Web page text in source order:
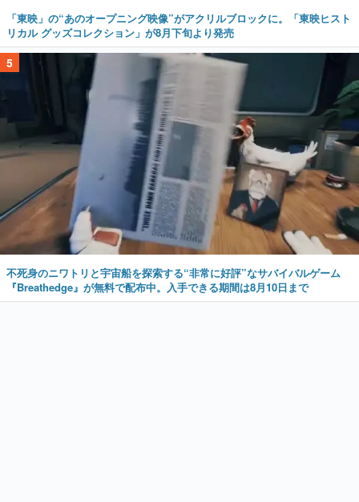
「東映」の“あのオープニング映像”がアクリルブロックに。「東映ヒスト
リカル グッズコレクション」が8月下旬より発売
5
不死身のニワトリと宇宙船を探索する“非常に好評”なサバイバルゲーム
『Breathedge』が無料で配布中。入手できる期間は8月10日まで